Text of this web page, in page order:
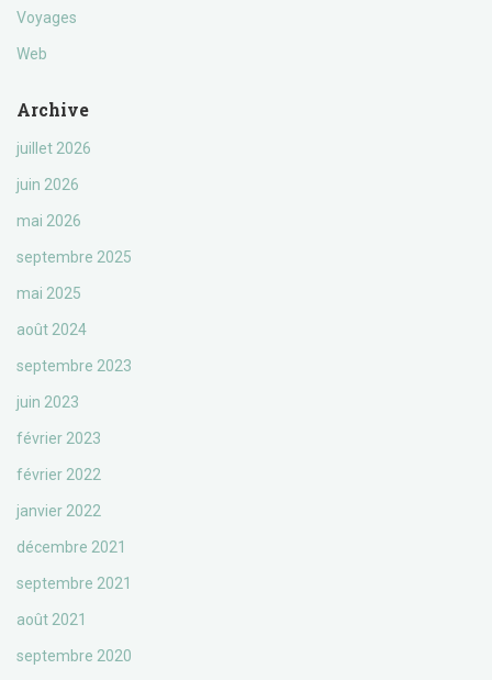
Voyages
Web
Archive
juillet 2026
juin 2026
mai 2026
septembre 2025
mai 2025
août 2024
septembre 2023
juin 2023
février 2023
février 2022
janvier 2022
décembre 2021
septembre 2021
août 2021
septembre 2020